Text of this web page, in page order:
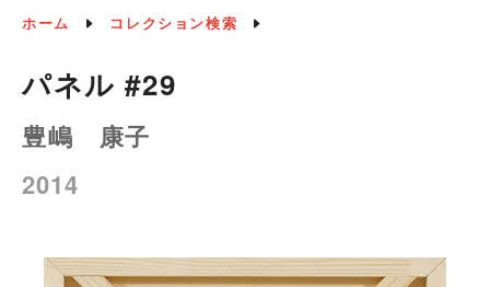
ホーム コレクション検索
パネル #29
豊嶋 康子
2014